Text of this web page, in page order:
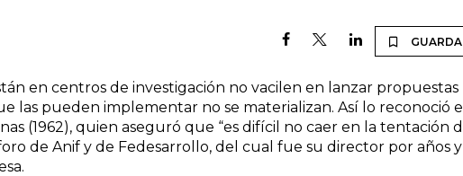
en centros de investigación no vacilen en lanzar propuestas
las pueden implementar no se materializan. Así lo reconoció
(1962), quien aseguró que “es difícil no caer en la tentación
de Anif y de Fedesarrollo, del cual fue su director por años y